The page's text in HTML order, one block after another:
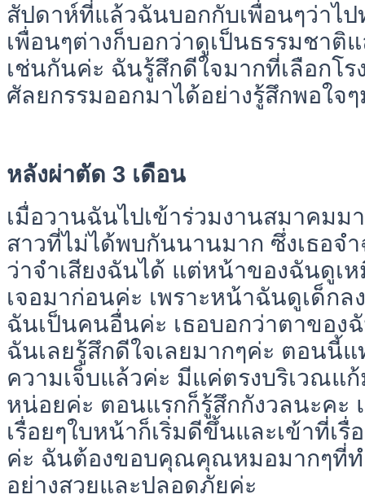
สัปดาห์ที่แล้วฉันบอกกับเพื่อนๆว่าไ
เพื่อนๆต่างก็บอกว่าดูเป็นธรรมชาติ
เช่นกันค่ะ ฉันรู้สึกดีใจมากที่เลือกโ
ศัลยกรรมออกมาได้อย่างรู้สึกพอใจ
หลังผ่าตัด 3 เดือน
เมื่อวานฉันไปเข้าร่วมงานสมาคมม
สาวที่ไม่ได้พบกันนานมาก ซึ่งเธอจ
ว่าจำเสียงฉันได้ แต่หน้าของฉันดูเ
เจอมาก่อนค่ะ เพราะหน้าฉันดูเด็กล
ฉันเป็นคนอื่นค่ะ เธอบอกว่าตาของ
ฉันเลยรู้สึกดีใจเลยมากๆค่ะ ตอนนี้
ความเจ็บแล้วค่ะ มีแค่ตรงบริเวณแ
หน่อยค่ะ ตอนแรกก็รู้สึกกังวลนะคะ
เรื่อยๆใบหน้าก็เริ่มดีขึ้นและเข้าที่เรื่
ค่ะ ฉันต้องขอบคุณคุณหมอมากๆที่ท
อย่างสวยและปลอดภัยค่ะ